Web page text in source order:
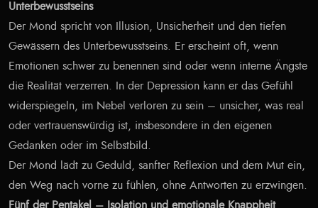
Unterbewusstseins
Der Mond spricht von Illusion, Unsicherheit und den tiefen
Gewässern des Unterbewusstseins. Er erscheint oft, wenn
Emotionen schwer zu benennen sind oder wenn interne Ängste
die Realität verzerren. In der Depression kann er das Gefühl
widerspiegeln, im Nebel verloren zu sein – unsicher, was real
oder vertrauenswürdig ist, insbesondere in den eigenen
Gedanken oder im Selbstbild.
Der Mond lädt zu Geduld, sanfter Reflexion und dem Mut ein,
den Weg nach vorne zu fühlen, ohne Antworten zu erzwingen.
Fünf der Pentakel – Isolation und emotionale Knappheit